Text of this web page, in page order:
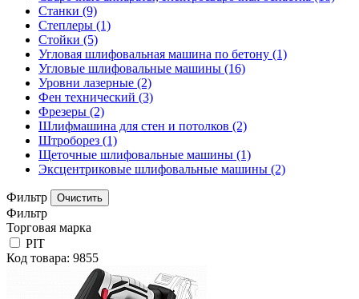
Станки (9)
Степлеры (1)
Стойки (5)
Угловая шлифовальная машина по бетону (1)
Угловые шлифовальные машины (16)
Уровни лазерные (2)
Фен технический (3)
Фрезеры (2)
Шлифмашина для стен и потолков (2)
Штроборез (1)
Щеточные шлифовальные машины (1)
Эксцентриковые шлифовальные машины (2)
Фильтр
Фильтр
Торговая марка
PIT
Код товара: 9855